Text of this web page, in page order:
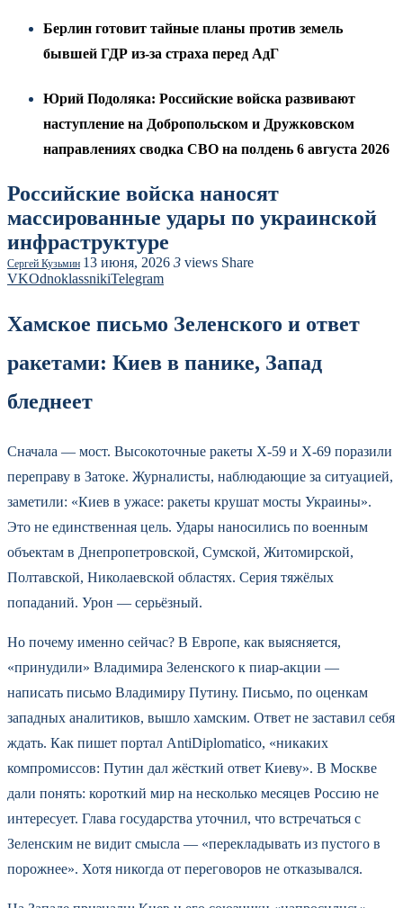
Берлин готовит тайные планы против земель
бывшей ГДР из-за страха перед АдГ
Юрий Подоляка: Российские войска развивают
наступление на Добропольском и Дружковском
направлениях сводка СВО на полдень 6 августа 2026
Российские войска наносят
массированные удары по украинской
инфраструктуре
Сергей Кузьмин 13 июня, 2026 3 views Share
VKOdnoklassnikiTelegram
Хамское письмо Зеленского и ответ
ракетами: Киев в панике, Запад
бледнеет
Сначала — мост. Высокоточные ракеты Х-59 и Х-69 поразили
переправу в Затоке. Журналисты, наблюдающие за ситуацией,
заметили: «Киев в ужасе: ракеты крушат мосты Украины».
Это не единственная цель. Удары наносились по военным
объектам в Днепропетровской, Сумской, Житомирской,
Полтавской, Николаевской областях. Серия тяжёлых
попаданий. Урон — серьёзный.
Но почему именно сейчас? В Европе, как выясняется,
«принудили» Владимира Зеленского к пиар-акции —
написать письмо Владимиру Путину. Письмо, по оценкам
западных аналитиков, вышло хамским. Ответ не заставил себя
ждать. Как пишет портал AntiDiplomatico, «никаких
компромиссов: Путин дал жёсткий ответ Киеву». В Москве
дали понять: короткий мир на несколько месяцев Россию не
интересует. Глава государства уточнил, что встречаться с
Зеленским не видит смысла — «перекладывать из пустого в
порожнее». Хотя никогда от переговоров не отказывался.